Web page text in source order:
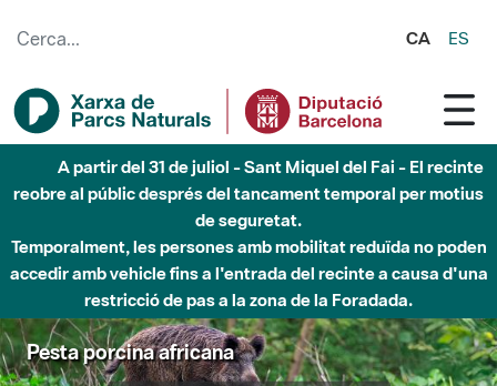
CA ES
A partir del 31 de juliol - Sant Miquel del Fai - El recinte
reobre al públic després del tancament temporal per motius
de seguretat.
Temporalment, les persones amb mobilitat reduïda no poden
accedir amb vehicle fins a l'entrada del recinte a causa d'una
restricció de pas a la zona de la Foradada.
Pesta porcina africana